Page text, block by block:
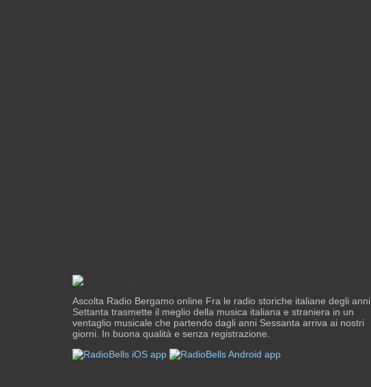
Ascolta Radio Bergamo online Fra le radio storiche italiane degli anni
Settanta trasmette il meglio della musica italiana e straniera in un
ventaglio musicale che partendo dagli anni Sessanta arriva ai nostri
giorni. In buona qualità e senza registrazione.